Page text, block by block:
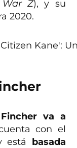
War Z), y su
2020.
va a
con el
está basada